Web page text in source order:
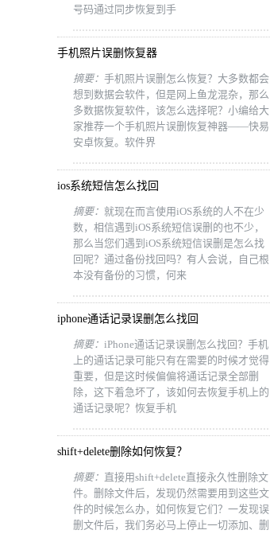
号码通过同步恢复到手
手机照片误删恢复器
摘要： 手机照片误删怎么恢复？大多数都会
想到数据会软件，但是网上鱼龙混杂，那么
多数据恢复软件，该怎么选择呢？小编给大
家推荐一个手机照片误删恢复神器——快易
安卓恢复。软件界
ios系统短信怎么找回
摘要： 就现在而言使用iOS系统的人不在少
数，相信遇到iOS系统短信误删的也不少，
那么当您们遇到iOS系统短信误删是怎么找
回呢？通过备份找回吗？有人会说，自己根
本没有备份的习惯，何来
iphone通话记录误删怎么找回
摘要： iPhone通话记录误删怎么找回？手机
上的通话记录可能只有在需要的时候才觉得
重要，但是这时候偏偏将通话记录全部删
除，这下着急坏了，该如何去恢复手机上的
通话记录呢？恢复手机
shift+delete删除如何恢复？
摘要： 直接用shift+delete直接永久性删除文
件。删除文件后，发现仍然需要用到这些文
件的时候怎么办，如何恢复它们？一发现误
删文件后，我们务必马上停止一切添加、删